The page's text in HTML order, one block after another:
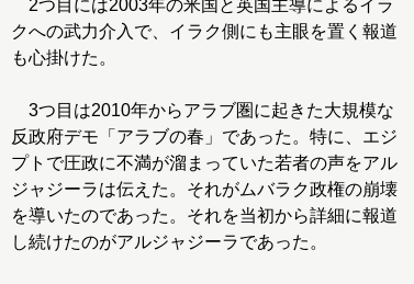
2つ目には2003年の米国と英国主導によるイラ
クへの武力介入で、イラク側にも主眼を置く報道
も心掛けた。
3つ目は2010年からアラブ圏に起きた大規模な
反政府デモ「アラブの春」であった。特に、エジ
プトで圧政に不満が溜まっていた若者の声をアル
ジャジーラは伝えた。それがムバラク政権の崩壊
を導いたのであった。それを当初から詳細に報道
し続けたのがアルジャジーラであった。